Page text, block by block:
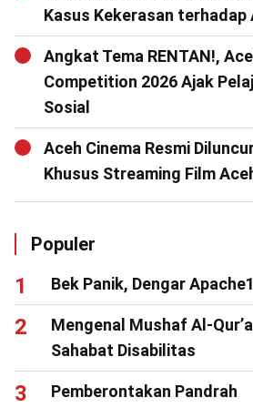
Kasus Kekerasan terhadap
Angkat Tema RENTAN!,
Competition 2026 Ajak
Sosial
Aceh Cinema Resmi
Khusus Streaming Film
Populer
Bek Panik, Dengar
Mengenal Mushaf Al-
Sahabat Disabilitas
Pemberontakan Pandrah